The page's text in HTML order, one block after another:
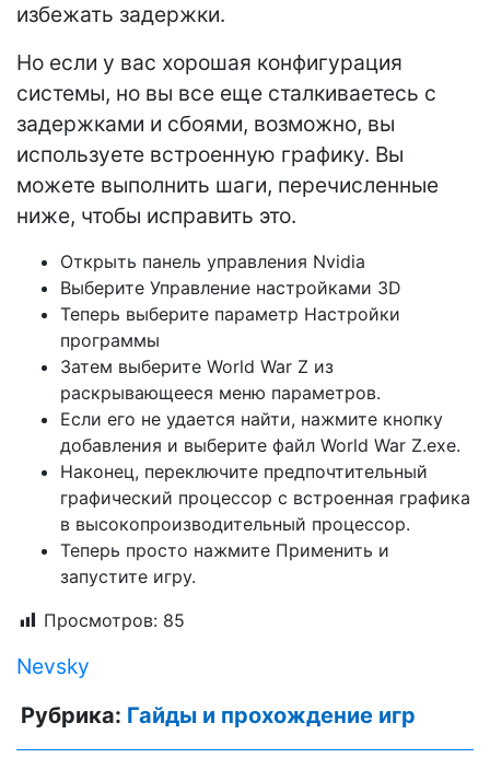
избежать задержки.
Но если у вас хорошая конфигурация
системы, но вы все еще сталкиваетесь с
задержками и сбоями, возможно, вы
используете встроенную графику. Вы
можете выполнить шаги, перечисленные
ниже, чтобы исправить это.
Открыть панель управления Nvidia
Выберите Управление настройками 3D
Теперь выберите параметр Настройки
программы
Затем выберите World War Z из
раскрывающееся меню параметров.
Если его не удается найти, нажмите кнопку
добавления и выберите файл World War Z.exe.
Наконец, переключите предпочтительный
графический процессор с встроенная графика
в высокопроизводительный процессор.
Теперь просто нажмите Применить и
запустите игру.
Просмотров: 85
Nevsky
Рубрика: Гайды и прохождение игр